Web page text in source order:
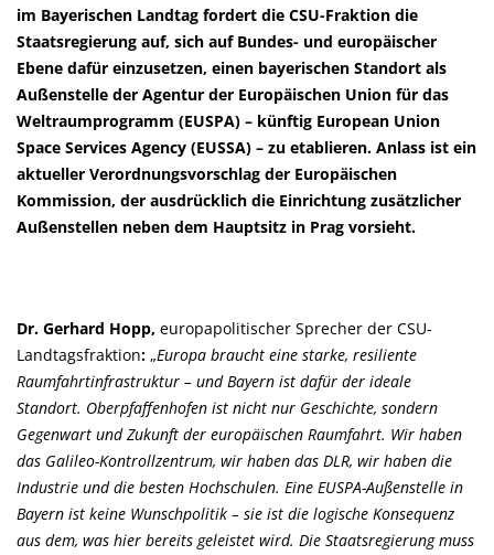
im Bayerischen Landtag fordert die CSU-Fraktion die
Staatsregierung auf, sich auf Bundes- und europäischer
Ebene dafür einzusetzen, einen bayerischen Standort als
Außenstelle der Agentur der Europäischen Union für das
Weltraumprogramm (EUSPA) – künftig European Union
Space Services Agency (EUSSA) – zu etablieren. Anlass ist ein
aktueller Verordnungsvorschlag der Europäischen
Kommission, der ausdrücklich die Einrichtung zusätzlicher
Außenstellen neben dem Hauptsitz in Prag vorsieht.
Dr. Gerhard Hopp, europapolitischer Sprecher der CSU-
Landtagsfraktion: Europa braucht eine starke, resiliente
Raumfahrtinfrastruktur – und Bayern ist dafür der ideale
Standort. Oberpfaffenhofen ist nicht nur Geschichte, sondern
Gegenwart und Zukunft der europäischen Raumfahrt. Wir haben
das Galileo-Kontrollzentrum, wir haben das DLR, wir haben die
Industrie und die besten Hochschulen. Eine EUSPA-Außenstelle in
Bayern ist keine Wunschpolitik – sie ist die logische Konsequenz
aus dem, was hier bereits geleistet wird. Die Staatsregierung muss